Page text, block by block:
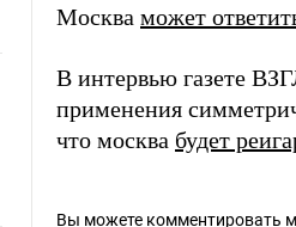
Москва может
В интервью газете
применения
что москва будет
Вы можете комментировать